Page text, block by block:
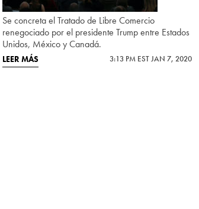
Se concreta el Tratado de Libre Comercio
renegociado por el presidente Trump entre Estados
Unidos, México y Canadá.
LEER MÁS 3:13 PM EST JAN 7, 2020